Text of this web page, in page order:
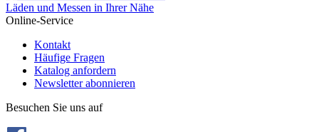
Läden und Messen in Ihrer Nähe
Online-Service
Kontakt
Häufige Fragen
Katalog anfordern
Newsletter abonnieren
Besuchen Sie uns auf